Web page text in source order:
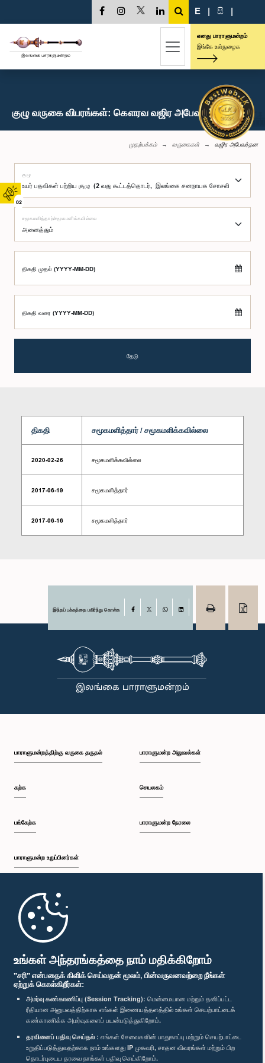
உங்கள் அந்தரங்கத்தை நாம் மதிக்கிறோம்
"சரி" என்பதைக் கிளிக் செய்வதன் மூலம், பின்வருவனவற்றை நீங்கள்
ஏற்றுக் கொள்கிறீர்கள்:
அமர்வு கண்காணிப்பு (Session Tracking): மென்மையான மற்றும் தனிப்பட்ட
ரீதியான அனுபவத்திற்காக எங்கள் இணையத்தளத்தில் உங்கள் செயற்பாட்டைக்
கண்காணிக்க அமர்வுகளைப் பயன்படுத்துகிறோம்.
தரவினைப் பதிவு செய்தல் : எங்கள் சேவைகளின் பாதுகாப்பு மற்றும் செயற்பாட்டை
உறுதிப்படுத்துவதற்காக நாம் உங்களது IP முகவரி, சாதன விவரங்கள் மற்றும் பிற
தொடர்புடைய தரவை நாங்கள் பதிவு செய்கிறோம்.
02
E | සි |
எனது பாராளுமன்றம்
இங்கே உள்நுழைக
குழு வருகை விபரங்கள்: கௌரவ வஜிர அபேவர்தன, பா.உ.
முதற்பக்கம் வருகைகள் வஜிர அபேவர்தன
குழு
சமூகமளித்தார்/சமூகமளிக்கவில்லை
திகதி முதல் (YYYY-MM-DD)
திகதி வரை (YYYY-MM-DD)
தேடு
திகதி சமூகமளித்தார் / சமூகமளிக்கவில்லை
2020-02-26 சமூகமளிக்கவில்லை
2017-06-19 சமூகமளித்தார்
2017-06-16 சமூகமளித்தார்
இந்தப் பக்கத்தை பகிர்ந்து கொள்க Facebook
பாராளுமன்றத்திற்கு வருகை தருதல்
கற்க
பங்கேற்க
பாராளுமன்ற உறுப்பினர்கள்
முதற்பக்கம்
பாராளுமன்ற அலுவல்கள்
செயலகம்
பாராளுமன்ற நேரலை
பாராளுமன்ற கையடக்க செயலி
எம்மை பின்தொடர்க :
விருதுகள்